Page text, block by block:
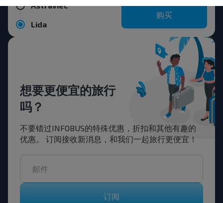
Astraviec
Lida
购买
想要更便宜的旅行
吗？
不要错过INFOBUS的特殊优惠，折扣和其他有趣的
优惠。 订阅接收新消息，和我们一起旅行更便宜！
订阅